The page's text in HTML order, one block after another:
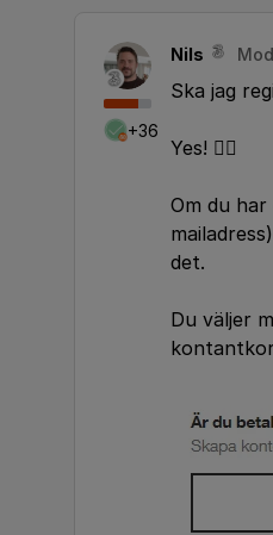
+36
Nils
Ska jag
Yes! 👍🏻
Om du
det.
Du väljer